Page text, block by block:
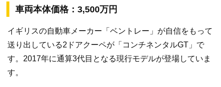
車両本体価格：3,500万円
イギリスの自動車メーカー「ベントレー」が自信をもって
送り出している2ドアクーペが「コンチネンタルGT」で
す。2017年に通算3代目となる現行モデルが登場していま
す。